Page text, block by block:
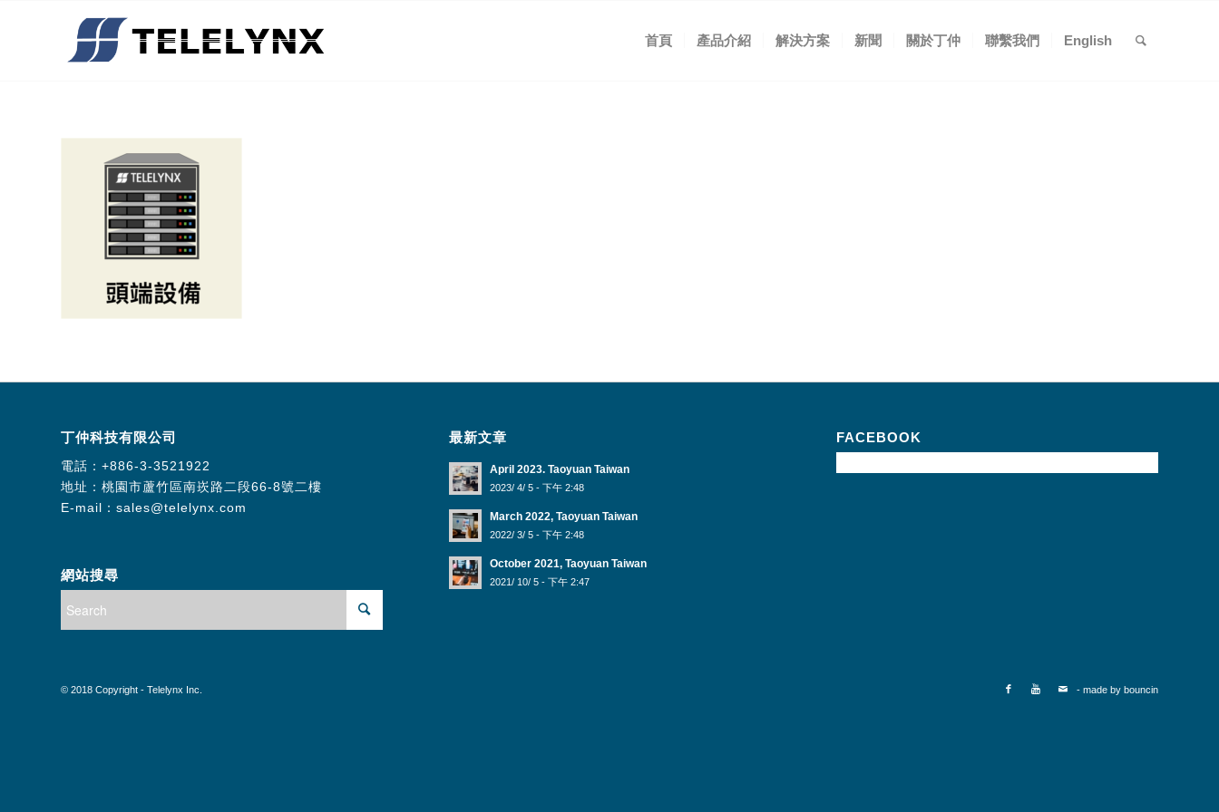
首頁 產品介紹 解決方案 新聞 關於丁仲 聯繫我們 English
丁仲科技有限公司
電話： +886-3-3521922
地址：桃園市蘆竹區南崁路二段66-8號二樓
E-mail： sales@telelynx.com
網站搜尋
最新文章
April 2023. Taoyuan Taiwan
2023/ 4/ 5 - 下午 2:48
March 2022, Taoyuan Taiwan
2022/ 3/ 5 - 下午 2:48
October 2021, Taoyuan Taiwan
2021/ 10/ 5 - 下午 2:47
FACEBOOK
© 2018 Copyright - Telelynx Inc. - made by bouncin